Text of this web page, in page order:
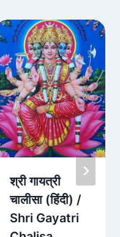
श्री गायत्री
चालीसा (हिंदी) /
Shri Gayatri